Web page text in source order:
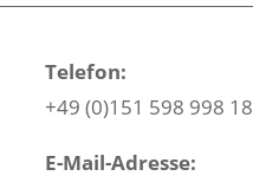
Telefon:
+49 (0)151 598 998 18
E-Mail-Adresse: